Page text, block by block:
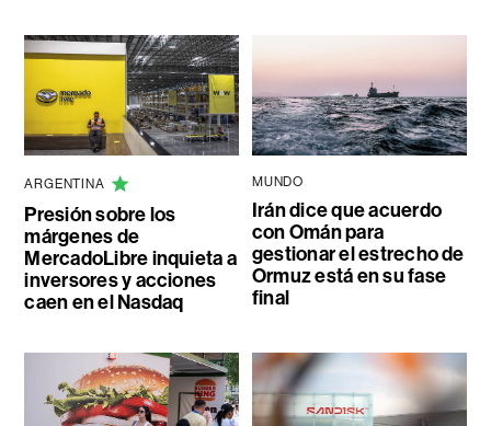
ARGENTINA
Presión sobre los
márgenes de
MercadoLibre inquieta a
inversores y acciones
caen en el Nasdaq
MUNDO
Irán dice que acuerdo
con Omán para
gestionar el estrecho de
Ormuz está en su fase
final